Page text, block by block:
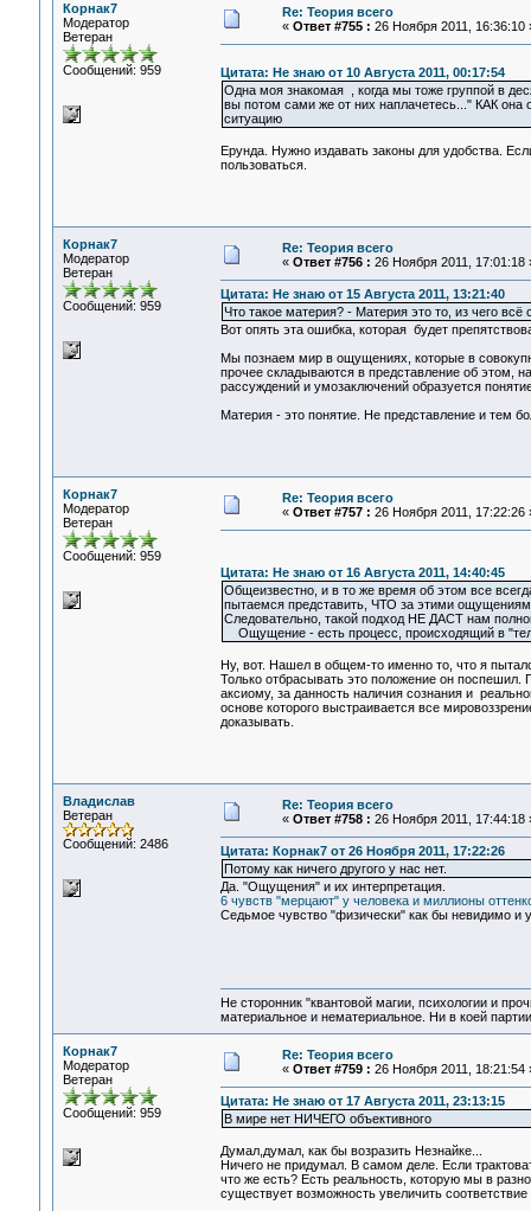
Корнак7
Модератор
Ветеран
Сообщений: 959
Re: Теория всего
« Ответ #755 : 26 Ноября 2011, 16:36:10
Цитата: Не знаю от 10 Августа 2011, 00:17:54
Одна моя знакомая , когда мы тоже группой в
вы потом сами же от них наплачетесь..." КАК она
ситуацию
Ерунда. Нужно издавать законы для удобства.
пользоваться.
Корнак7
Модератор
Ветеран
Сообщений: 959
Re: Теория всего
« Ответ #756 : 26 Ноября 2011, 17:01:18
Цитата: Не знаю от 15 Августа 2011, 13:21:40
Что такое материя? - Материя это то, из чего
Вот опять эта ошибка, которая будет
Мы познаем мир в ощущениях, которые в
прочее складываются в представление об этом,
рассуждений и умозаключений образуется
Материя - это понятие. Не представление и тем
Корнак7
Модератор
Ветеран
Сообщений: 959
Re: Теория всего
« Ответ #757 : 26 Ноября 2011, 17:22:26
Цитата: Не знаю от 16 Августа 2011, 14:40:45
Общеизвестно, и в то же время об этом все
пытаемся представить, ЧТО за этими
Следовательно, такой подход НЕ ДАСТ нам
Ощущение - есть процесс, происходящий в
Ну, вот. Нашел в общем-то именно то, что я
Только отбрасывать это положение он поспешил.
аксиому, за данность наличия сознания и
основе которого выстраивается все
доказывать.
Владислав
Ветеран
Сообщений: 2486
Re: Теория всего
« Ответ #758 : 26 Ноября 2011, 17:44:18
Цитата: Корнак7 от 26 Ноября 2011, 17:22:26
Потому как ничего другого у нас нет.
Да. "Ощущения" и их интерпретация.
6 чувств "мерцают" у человека и миллионы
Седьмое чувство "физически" как бы невидимо и
Не сторонник "квантовой магии, психологии и
материальное и нематериальное. Ни в коей
Корнак7
Модератор
Ветеран
Сообщений: 959
Re: Теория всего
« Ответ #759 : 26 Ноября 2011, 18:21:54
Цитата: Не знаю от 17 Августа 2011, 23:13:15
В мире нет НИЧЕГО объективного
Думал,думал, как бы возразить Незнайке...
Ничего не придумал. В самом деле. Если
что же есть? Есть реальность, которую мы в
существует возможность увеличить